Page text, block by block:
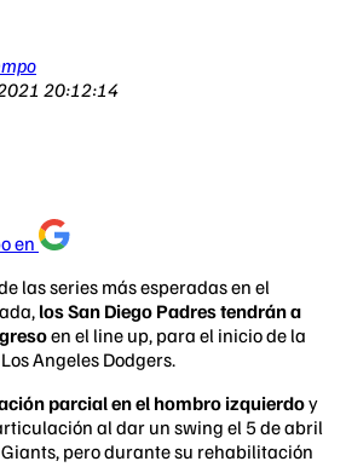
20:12:14
en
las series más esperadas en el
los San Diego Padres tendrán a
en el line up, para el inicio de la
Angeles Dodgers.
parcial en el hombro izquierdoy
al dar un swing el 5 de abril
pero durante su rehabilitación